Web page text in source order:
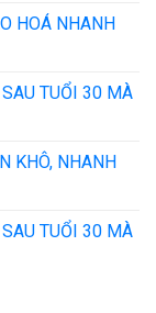
HOÁ NHANH
TUỔI 30 MÀ
KHÔ, NHANH
TUỔI 30 MÀ